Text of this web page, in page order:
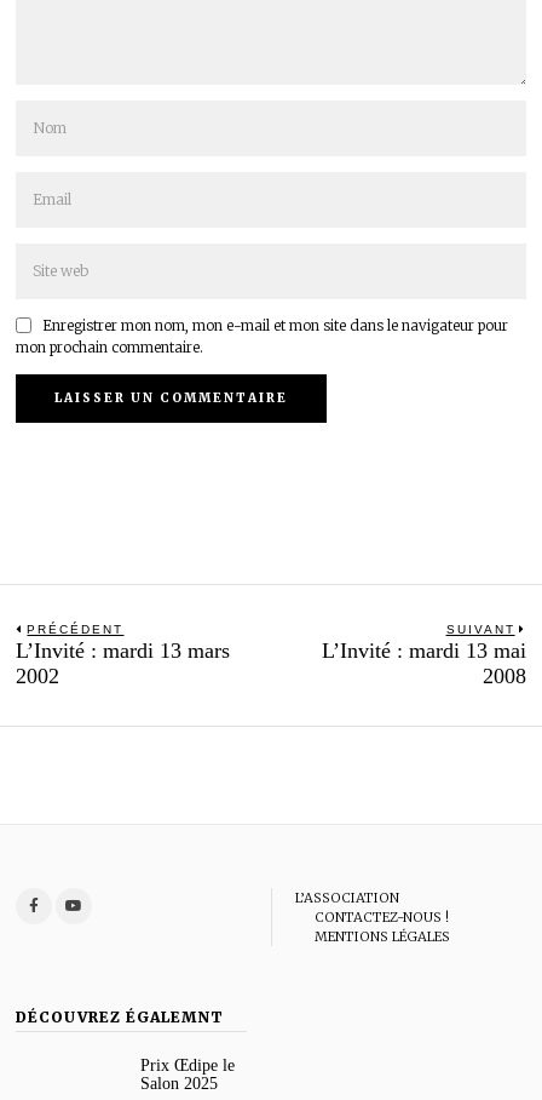
Enregistrer mon nom, mon e-mail et mon site dans le navigateur pour
mon prochain commentaire.
Navigation
de
l’article
PRÉCÉDENT
Previous
post:
L’Invité : mardi 13 mars
2002
SUIVANT
L’Invité : mardi 13 mai
2008
L’ASSOCIATION
CONTACTEZ-NOUS !
MENTIONS LÉGALES
DÉCOUVREZ ÉGALEMNT
Prix Œdipe le
Salon 2025